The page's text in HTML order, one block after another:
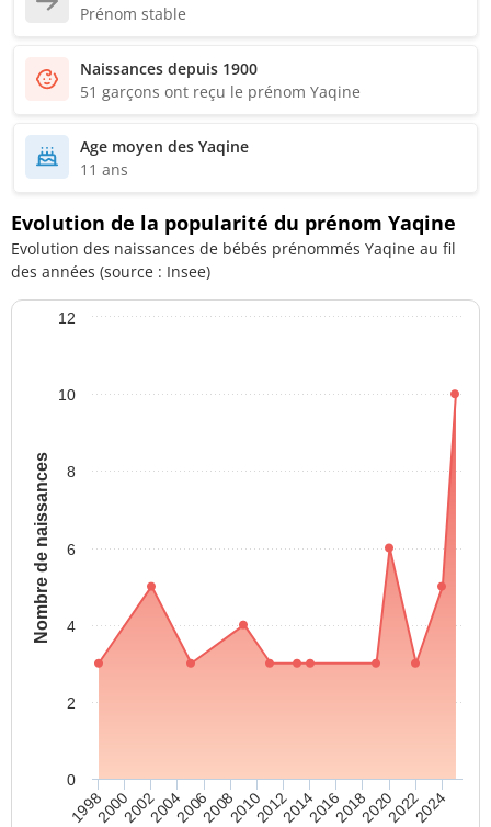
Prénom stable
Naissances depuis 1900
51 garçons ont reçu le prénom Yaqine
Age moyen des Yaqine
11 ans
Evolution de la popularité du prénom Yaqine
Evolution des naissances de bébés prénommés Yaqine au fil
des années (source : Insee)
Nombre de naissances
19982000200220042006200820102012201420162018202020222024
0
2
4
6
8
10
12